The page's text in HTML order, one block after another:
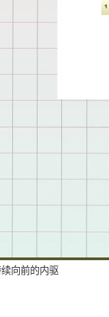
向前的内驱